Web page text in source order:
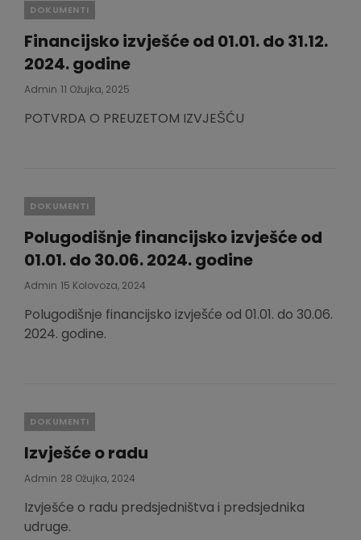
Categories
DOKUMENTI
Financijsko izvješće od 01.01. do 31.12.
2024. godine
Admin Posted
11 Ožujka, 2025
POTVRDA O PREUZETOM IZVJEŠĆU
Categories
DOKUMENTI
Polugodišnje financijsko izvješće od
01.01. do 30.06. 2024. godine
Admin Posted
15 Kolovoza, 2024
Polugodišnje financijsko izvješće od 01.01. do 30.06.
2024. godine.
Categories
DOKUMENTI
Izvješće o radu
Admin Posted
28 Ožujka, 2024
Izvješće o radu predsjedništva i predsjednika
udruge.